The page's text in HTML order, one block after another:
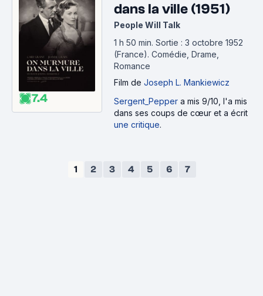
7.4
dans la ville (1951)
People Will Talk
1 h 50 min. Sortie : 3 octobre 1952
(France). Comédie, Drame,
Romance
Film de Joseph L. Mankiewicz
Sergent_Pepper a mis 9/10, l'a mis
dans ses coups de cœur et a écrit
une critique.
1 2 3 4 5 6 7